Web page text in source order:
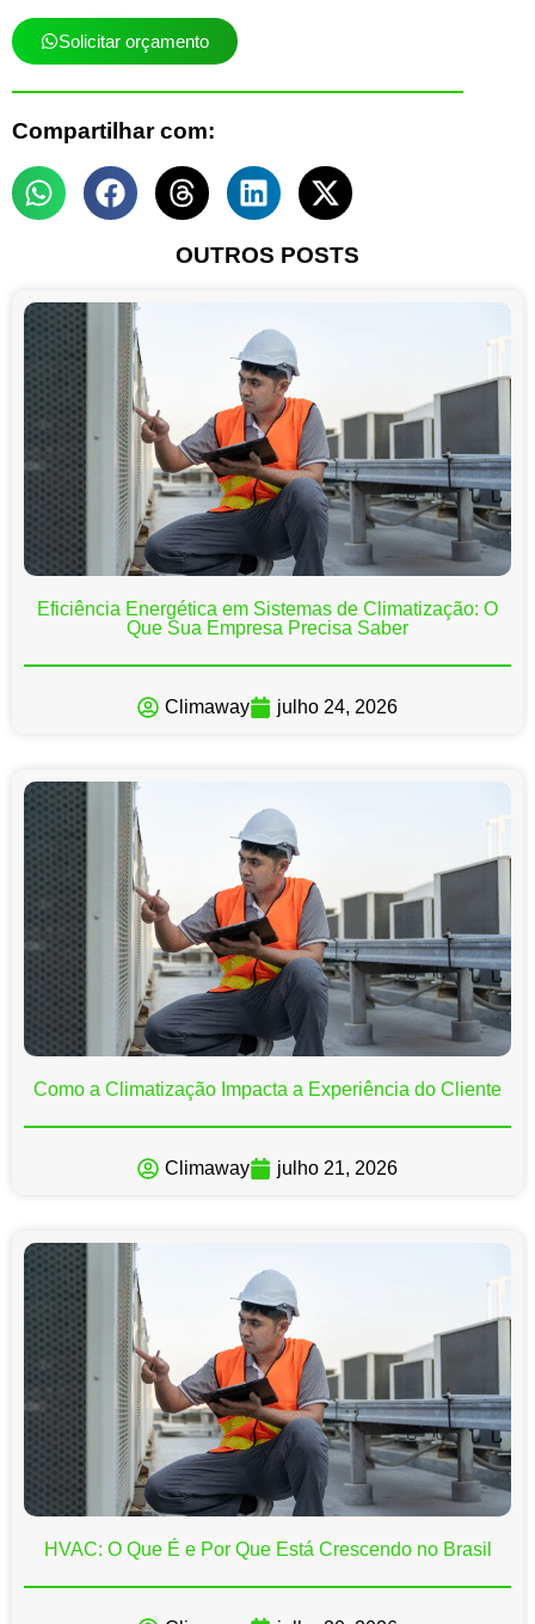
Solicitar orçamento
Compartilhar com:
OUTROS POSTS
Eficiência Energética em Sistemas de Climatização: O
Que Sua Empresa Precisa Saber
Climaway julho 24, 2026
Como a Climatização Impacta a Experiência do Cliente
Climaway julho 21, 2026
HVAC: O Que É e Por Que Está Crescendo no Brasil